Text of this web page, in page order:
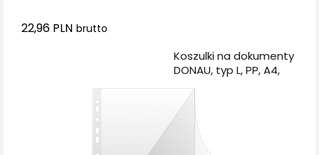
22,96 PLN brutto
Koszulki na dokumenty
DONAU, typ L, PP, A4,